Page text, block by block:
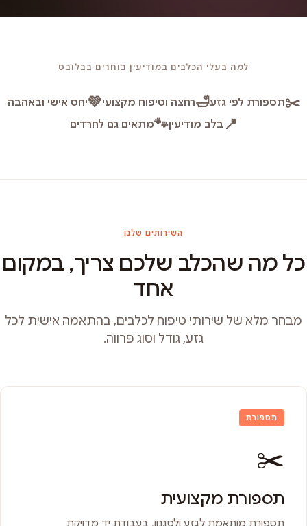
למה בעלי הכלבים במודיעין בוחרים בבלובס
✂️תספורת לפי גזע🛁רחצה וטיפוח מקצועי💚יחס אישי ובאהבה
📍 בלב מודיעין🐾מתאים גם לחרדים
השירותים שלנו
כל מה שהכלב שלכם צריך, במקום
אחד
מבחר מלא של שירותי טיפוח לכלבים, בהתאמה אישית לכל
גזע, גודל וסוג פרווה.
תספורת
✂️
תספורת מקצועית
תספורת מותאמת לגזע ולסגנון, בעבודת יד מדויקת